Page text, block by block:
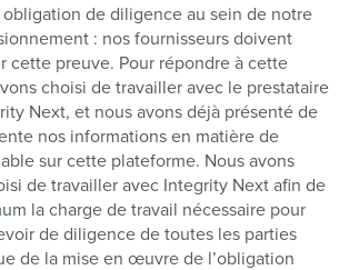
de diligence au sein de notre
: nos fournisseurs doivent
cette preuve. Pour répondre à cette
choisi de travailler avec le prestataire
Next, et nous avons déjà présenté de
nos informations en matière de
sur cette plateforme. Nous avons
de travailler avec Integrity Next afin de
la charge de travail nécessaire pour
de diligence de toutes les parties
de la mise en œuvre de l’obligation